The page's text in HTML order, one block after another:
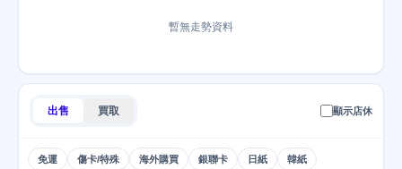
暫無走勢資料
出售 買取 顯示店休
免運 傷卡/特殊 海外購買 銀聯卡 日紙 韓紙